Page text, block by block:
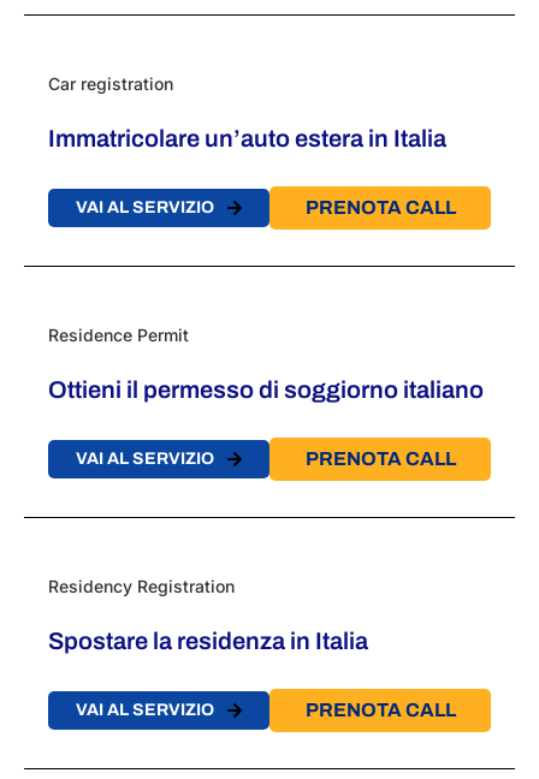
Car registration
Immatricolare un’auto estera in Italia
VAI AL SERVIZIO PRENOTA CALL
Residence Permit
Ottieni il permesso di soggiorno italiano
VAI AL SERVIZIO PRENOTA CALL
Residency Registration
Spostare la residenza in Italia
VAI AL SERVIZIO PRENOTA CALL